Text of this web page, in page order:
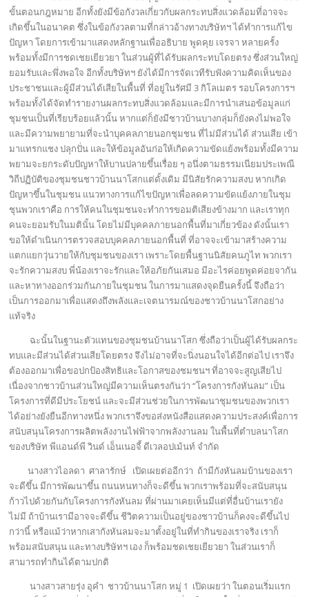
ขั้นตอนกฎหมาย อีกทั้งยังมีข้อกังวลเกี่ยวกับผลกระทบสิ่งแวดล้อมที่อาจจะ
เกิดขึ้นในอนาคต ซึ่งในข้อกังวลตามที่กล่าวอ้างทางบริษัทฯ ได้ทำการแก้ไข
ปัญหา โดยการเข้ามาแสดงหลักฐานเพื่ออธิบาย พูดคุย เจรจา หลายครั้ง
พร้อมทั้งมีการชดเชยเยียวยา ในส่วนผู้ที่ได้รับผลกระทบโดยตรง ซึ่งส่วนใหญ่
ยอมรับและพึ่งพอใจ อีกทั้งบริษัทฯ ยังได้มีการจัดเวทีรับฟังความคิดเห็นของ
ประชาชนและผู้มีส่วนได้เสียในพื้นที่ ที่อยู่ในรัศมี 3 กิโลเมตร รอบโครงการฯ
พร้อมทั้งได้จัดทำรายงานผลกระทบสิ่งแวดล้อมและมีการนำเสนอข้อมูลแก่
ชุมชนเป็นที่เรียบร้อยแล้วนั้น หากแต่ก็ยังมีชาวบ้านบางกลุ่มก็ยังคงไม่พอใจ
และมีความพยายามที่จะนำบุคคลภายนอกชุมชน ที่ไม่มีส่วนได้ ส่วนเสีย เข้า
มาแทรกแชง ปลุกปั่น และให้ข้อมูลอันก่อให้เกิดความขัดแย้งพร้อมทั้งมีความ
พยามจะยกระดับปัญหาให้บานปลายขึ้นเรื่อย ๆ อนึ่งตามธรรมเนียมประเพณี
วิถีปฏิบัติของชุมชนชาวบ้านนาโสกแต่ดั้งเดิม มีนิสัยรักความสงบ หากเกิด
ปัญหาขึ้นในชุมชน แนวทางการแก้ไขปัญหาเพื่อลดความขัดแย้งภายในชุม
ชุนพวกเราคือ การให้คนในชุมชนจะทำการขอมติเสียงข้างมาก และเราทุก
คนจะยอมรับในมตินั้น โดยไม่มีบุคคลภายนอกพื้นที่มาเกี่ยวข้อง ดังนั้นเรา
ขอให้ดำเนินการตรวจสอบบุคคลภายนอกพื้นที่ ที่อาจจะเข้ามาสร้างความ
แตกแยกวุ่นวายให้กับชุมชนของเรา เพราะโดยพื้นฐานนิสัยคนภูไท พวกเรา
จะรักความสงบ พี่น้องเราจะรักและให้อภัยกันเสมอ มีอะไรค่อยพูดค่อยจากัน
และหาทางออกร่วมกันภายในชุมชน ในการมาแสดงจุดยืนครั้งนี้ จึงถือว่า
เป็นการออกมาเพื่อแสดงถึงพลังและเจตนารมณ์ของชาวบ้านนาโสกอย่าง
แท้จริง
ฉะนั้นในฐานะตัวแทนของชุมชนบ้านนาโสก ซึ่งถือว่าเป็นผู้ได้รับผลกระ
ทบและมีส่วนได้ส่วนเสียโดยตรง จึงไม่อาจที่จะนิ่งนอนใจได้อีกต่อไป เราจึง
ต้องออกมาเพื่อขอปกป้องสิทธิและโอกาสของชมชนฯ ที่อาจจะสูญเสียไป
เนื่องจากชาวบ้านส่วนใหญ่มีความเห็นตรงกันว่า “โครงการกังหันลม” เป็น
โครงการที่ดีมีประโยชน์ และจะมีส่วนช่วยในการพัฒนาชุมชนของพวกเรา
ได้อย่างยังยืนอีกทางหนึ่ง พวกเราจึงขอส่งหนังสือแสดงความประสงค์เพื่อการ
สนับสนุนโครงการผลิตพลังงานไฟฟ้าจากพลังงานลม ในพื้นที่ตำบลนาโสก
ของบริษัท พีแอนด์พี วินด์ เอ็นเนอจี้ ดีเวลอปเม้นท์ จำกัด
นางสาวไอลดา ศาลารักษ์ เปิดเผยต่ออีกว่า ถ้ามีกังหันลมบ้านของเรา
จะดีขึ้น มีการพัฒนาขึ้น ถนนหนทางก็จะดีขึ้น พวกเราพร้อมที่จะสนับสนุน
ก้าวไปด้วยกันกับโครงการกังหันลม ที่ผ่านมาเคยเห็นมีแต่ที่อื่นบ้านเรายัง
ไม่มี ถ้าบ้านเรามีอาจจะดีขึ้น ชีวิตความเป็นอยู่ของชาวบ้านก็คงจะดีขึ้นไป
กว่านี้ หรือแม้ว่าหากเสากังหันลมจะมาตั้งอยู่ในที่ทำกินของเราจริง เราก็
พร้อมสนับสนุน และทางบริษัทฯ เอง ก็พร้อมชดเชยเยียวยา ในส่วนเราก็
สามารถทำกินได้ตามปกติ
นางสาวสายรุ่ง อุคำ ชาวบ้านนาโสก หมู่ 1 เปิดเผยว่า ในตอนเริ่มแรก